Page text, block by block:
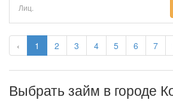
‹ 1 2 3 4 5 6 7
Лиц.
Выбрать займ в городе